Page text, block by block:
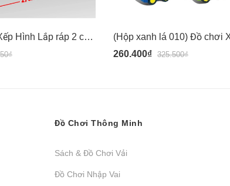
(017) Đồ chơi Xếp Hình Lắp ráp 2 cửa hàng - Chi tiết to cho bé từ 18 tháng 1.5 tuổi - Hiệu Foxi 017
260.400₫ 325.500₫
Đồ Chơi Thông Minh
Sách & Đồ Chơi Vải
Đồ Chơi Nhập Vai